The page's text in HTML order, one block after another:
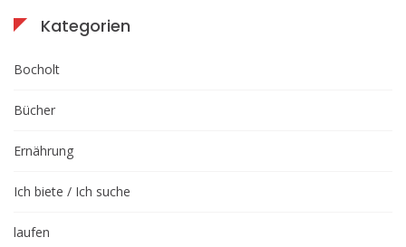
Kategorien
Bocholt
Bücher
Ernährung
Ich biete / Ich suche
laufen